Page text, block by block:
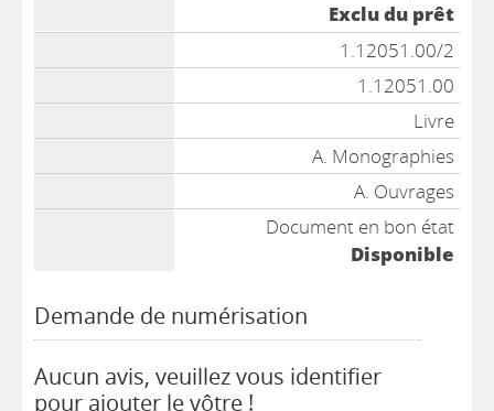
Exclu du prêt
1.12051.00/2
1.12051.00
Livre
A. Monographies
A. Ouvrages
Document en bon état
Disponible
Demande de numérisation
Aucun avis, veuillez vous identifier
pour ajouter le vôtre !